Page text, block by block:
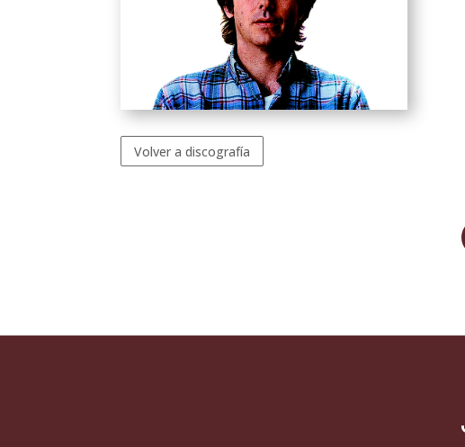
Volver a discografía